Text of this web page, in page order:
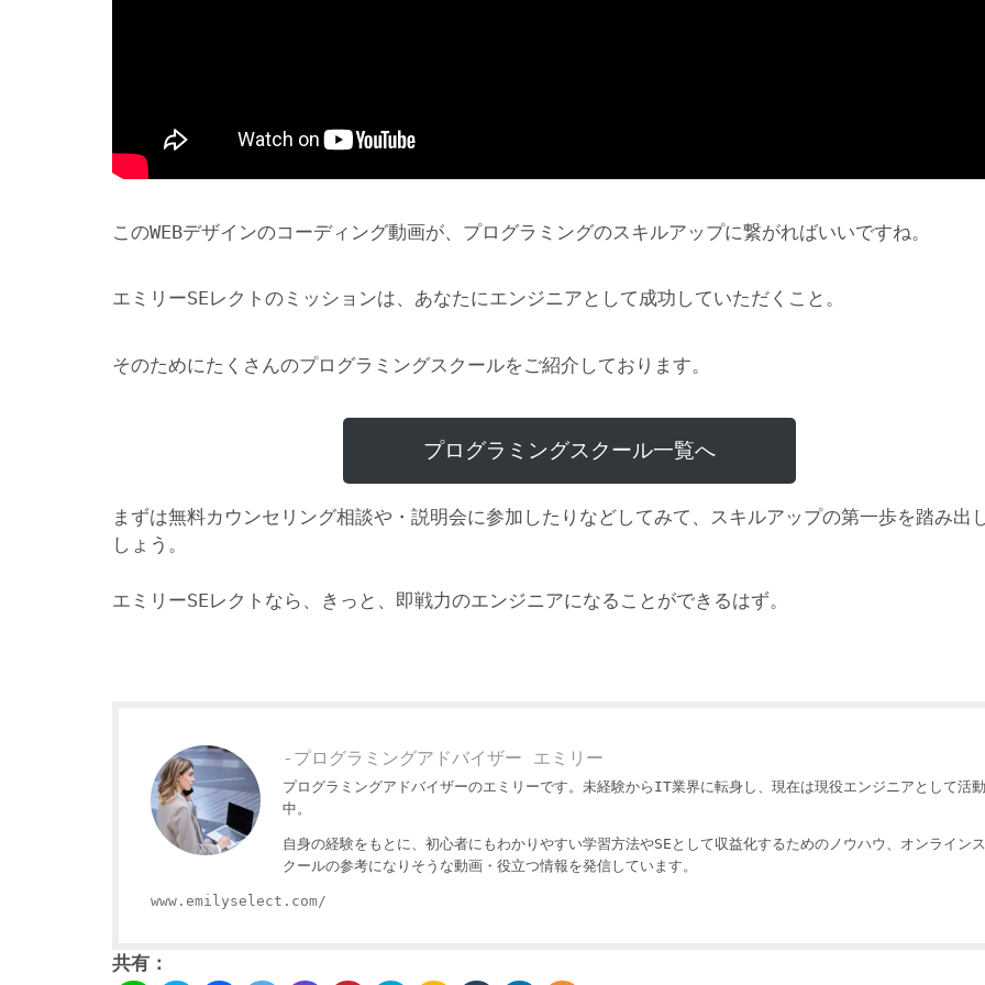
このWEBデザインのコーディング動画が、プログラミングのスキルアップに繋がればいいですね。
エミリーSEレクトのミッションは、あなたにエンジニアとして成功していただくこと。
そのためにたくさんのプログラミングスクールをご紹介しております。
プログラミングスクール一覧へ
まずは無料カウンセリング相談や・説明会に参加したりなどしてみて、スキルアップの第一歩を踏み出
しょう。
エミリーSEレクトなら、きっと、即戦力のエンジニアになることができるはず。
-プログラミングアドバイザー エミリー
プログラミングアドバイザーのエミリーです。未経験からIT業界に転身し、現在は現役エンジニアとして活動
中。
自身の経験をもとに、初心者にもわかりやすい学習方法やSEとして収益化するためのノウハウ、オンラインス
クールの参考になりそうな動画・役立つ情報を発信しています。
www.emilyselect.com/
共有：